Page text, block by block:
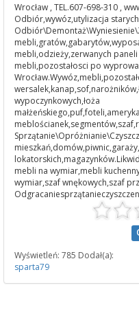
Wrocław , TEL.607-698-310 ,
Odbiór,wywóz,utylizacja
mebli,odzieży,zerwanych
mebli,pozostałosci po
wypoczynkowych,łoża
mebli na wymiar,mebli
wymiar,szaf wnękowych,szaf
Wyświetleń: 785 Dodał(a):
sparta79